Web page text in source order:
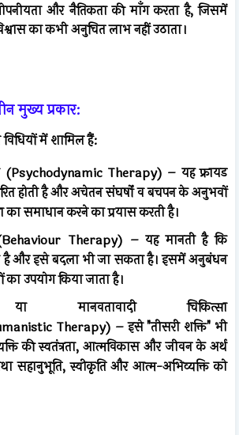
और नैतिकता की माँग करता है, जिसमें
का कभी अनुचित लाभ नहीं उठाता।
मुख्य प्रकार:
में शामिल हैं:
(Psychodynamic Therapy) – यह फ्रायड
होती है और अचेतन संघर्षों व बचपन के अनुभवों
समाधान करने का प्रयास करती है।
(Behaviour Therapy) – यह मानती है कि
है और इसे बदला भी जा सकता है। इसमें अनुबंधन
उपयोग किया जाता है।
या मानवतावादी चिकित्सा
Therapy) – इसे "तीसरी शक्ति" भी
की स्वतंत्रता, आत्मविकास और जीवन के अर्थ
सहानुभूति, स्वीकृति और आत्म-अभिव्यक्ति को